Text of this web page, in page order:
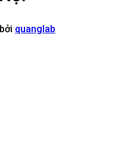
bởi quanglab